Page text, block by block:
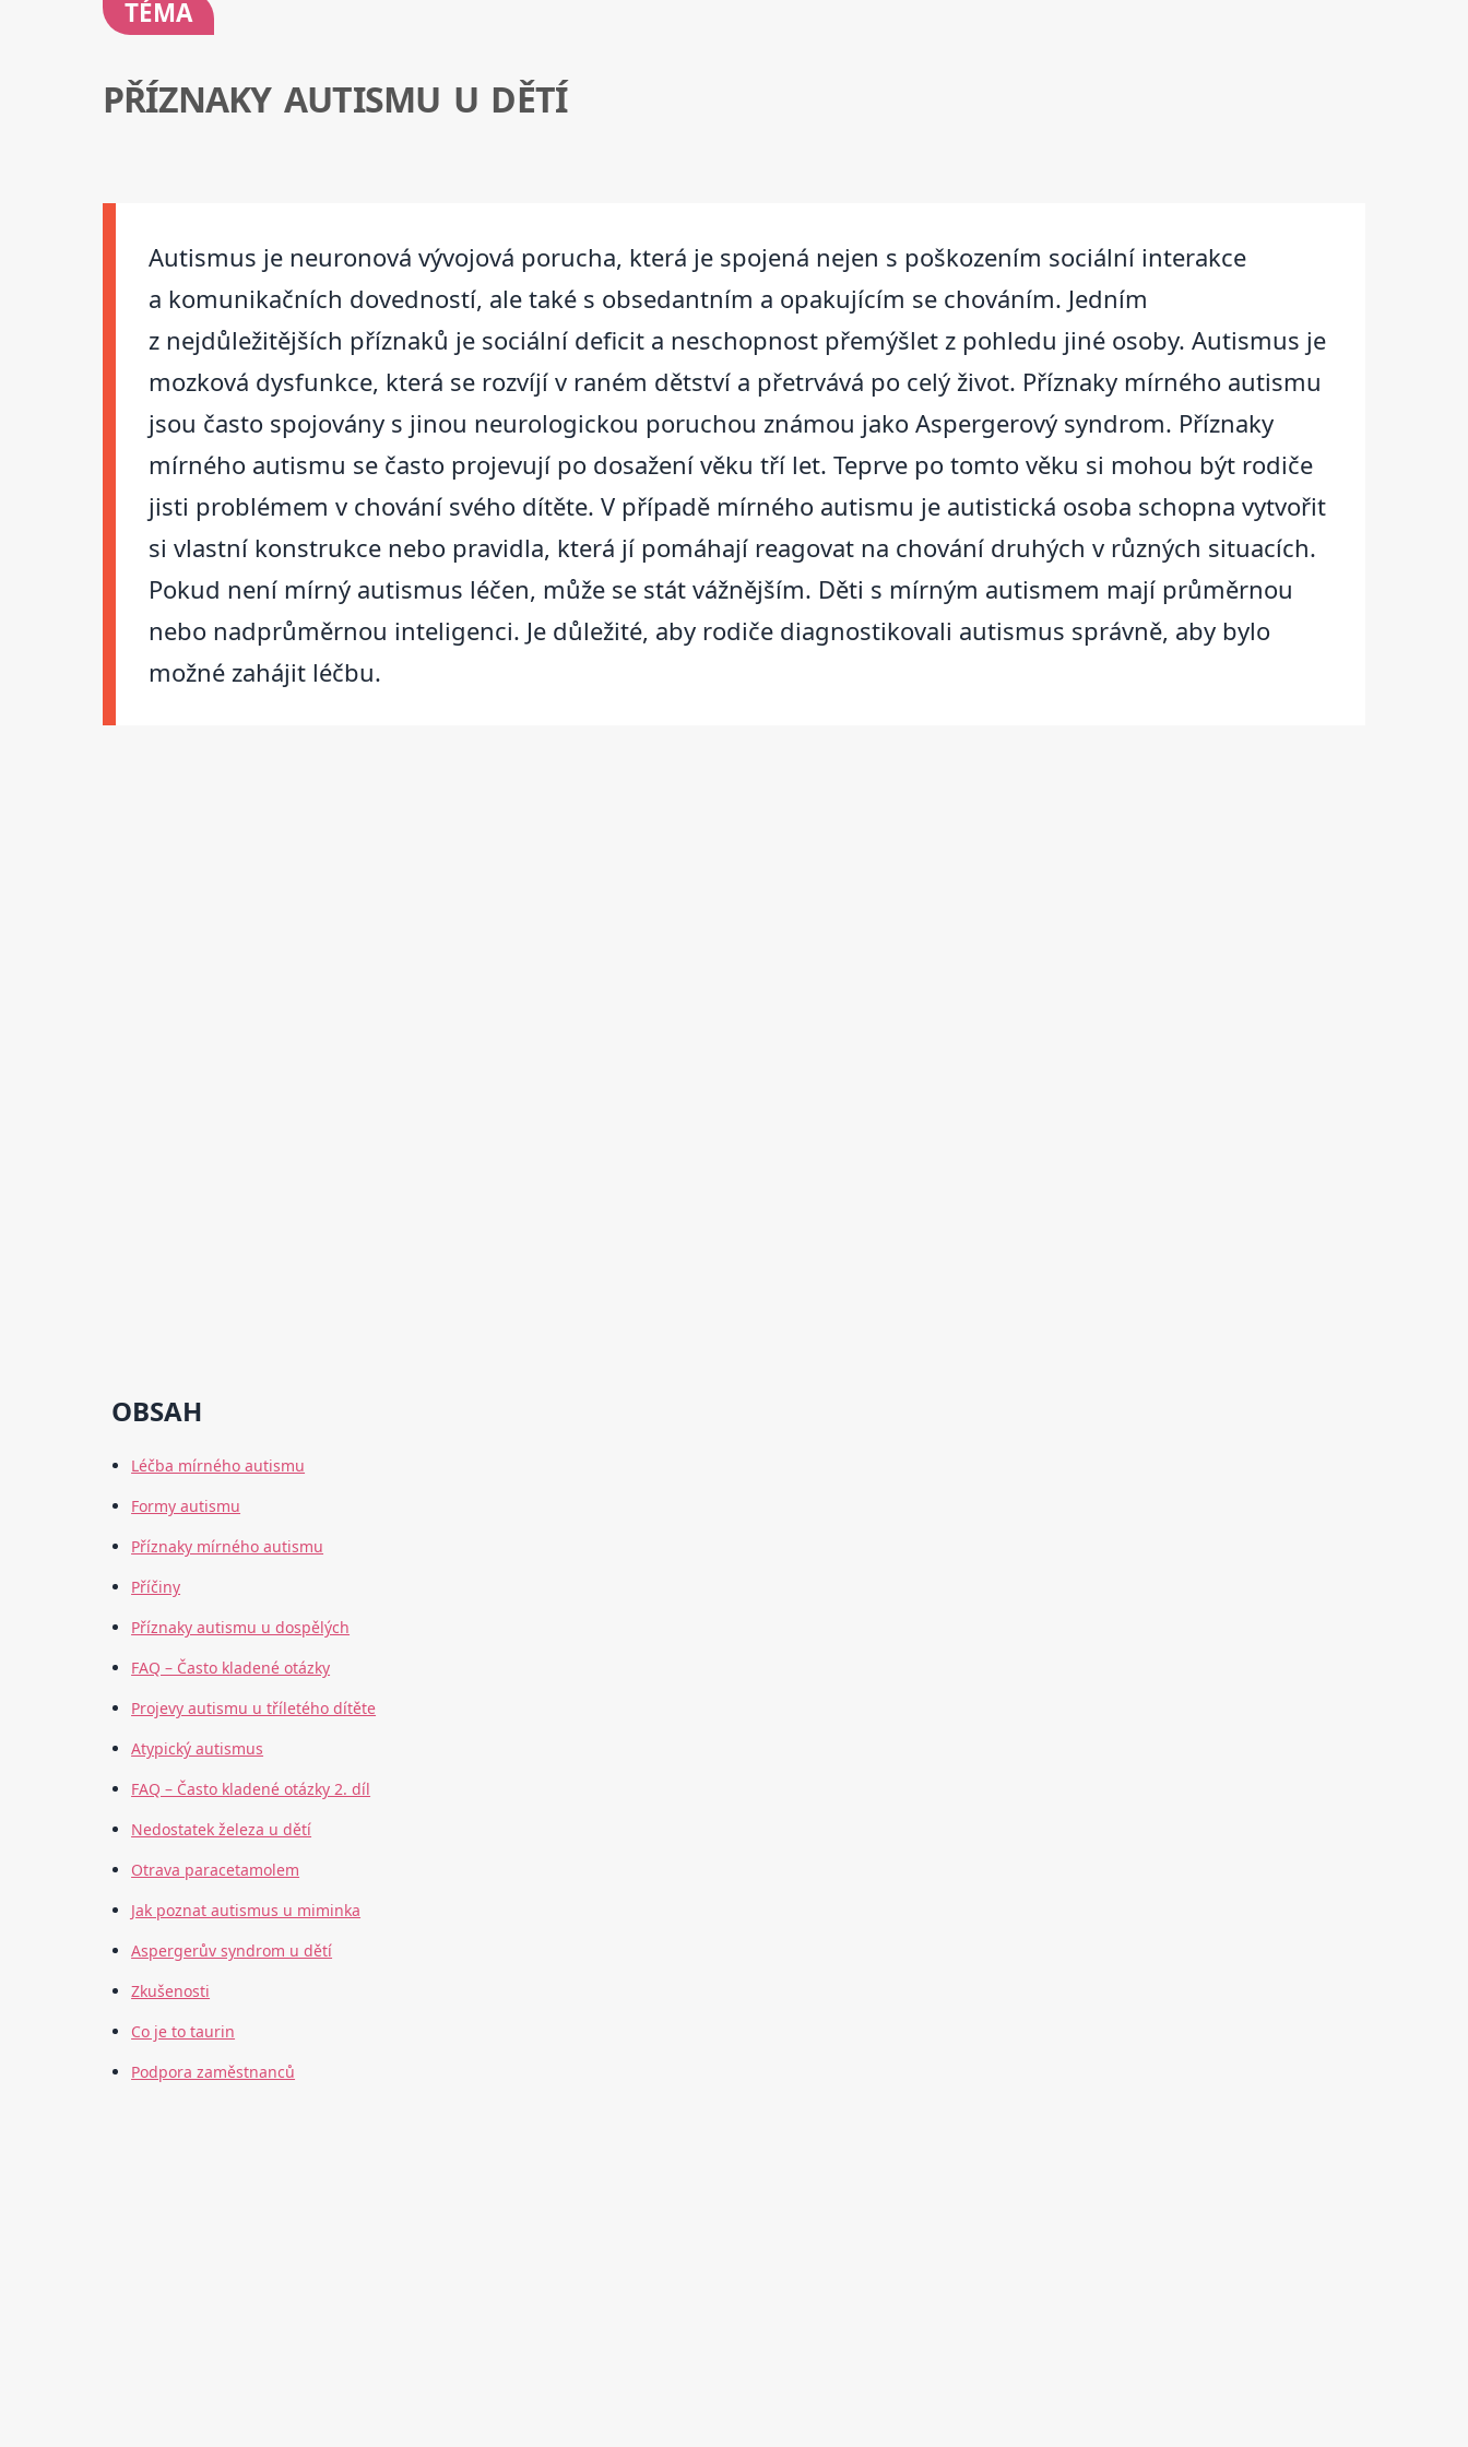
TÉMA
PŘÍZNAKY AUTISMU U DĚTÍ
Autismus je neuronová vývojová porucha, která je spojená nejen s poškozením sociální interakce
a komunikačních dovedností, ale také s obsedantním a opakujícím se chováním. Jedním
z nejdůležitějších příznaků je sociální deficit a neschopnost přemýšlet z pohledu jiné osoby. Autismus je
mozková dysfunkce, která se rozvíjí v raném dětství a přetrvává po celý život. Příznaky mírného autismu
jsou často spojovány s jinou neurologickou poruchou známou jako Aspergerový syndrom. Příznaky
mírného autismu se často projevují po dosažení věku tří let. Teprve po tomto věku si mohou být rodiče
jisti problémem v chování svého dítěte. V případě mírného autismu je autistická osoba schopna vytvořit
si vlastní konstrukce nebo pravidla, která jí pomáhají reagovat na chování druhých v různých situacích.
Pokud není mírný autismus léčen, může se stát vážnějším. Děti s mírným autismem mají průměrnou
nebo nadprůměrnou inteligenci. Je důležité, aby rodiče diagnostikovali autismus správně, aby bylo
možné zahájit léčbu.
OBSAH
Léčba mírného autismu
Formy autismu
Příznaky mírného autismu
Příčiny
Příznaky autismu u dospělých
FAQ – Často kladené otázky
Projevy autismu u tříletého dítěte
Atypický autismus
FAQ – Často kladené otázky 2. díl
Nedostatek železa u dětí
Otrava paracetamolem
Jak poznat autismus u miminka
Aspergerův syndrom u dětí
Zkušenosti
Co je to taurin
Podpora zaměstnanců